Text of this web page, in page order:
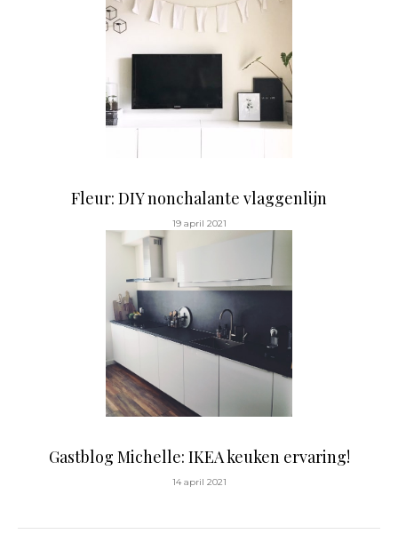
Fleur: DIY nonchalante vlaggenlijn
19 april 2021
Gastblog Michelle: IKEA keuken ervaring!
14 april 2021